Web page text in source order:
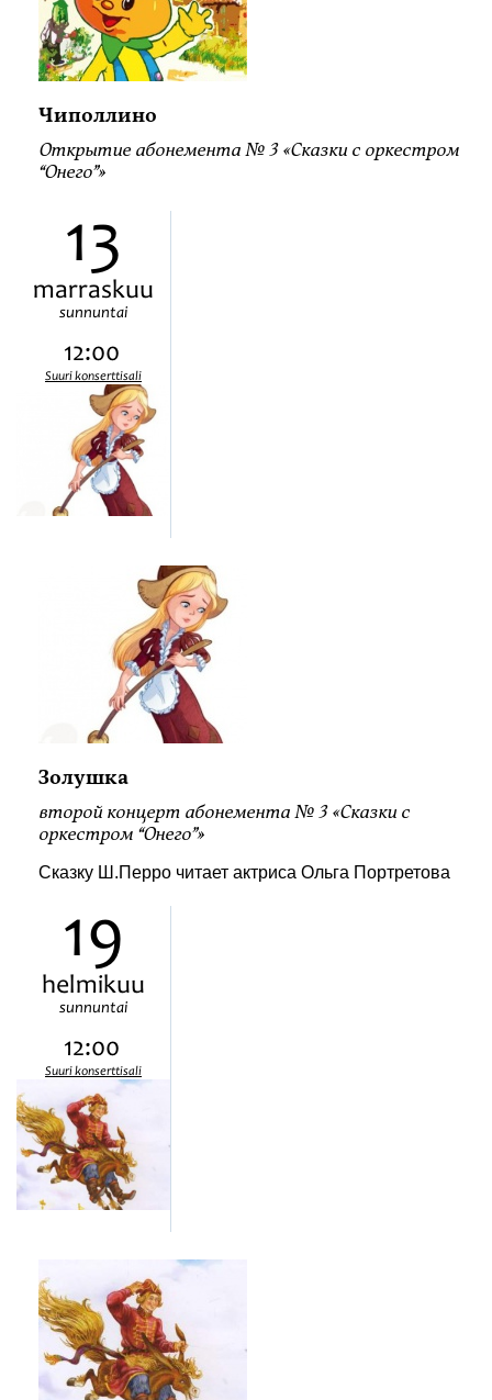
Чиполлино
Открытие абонемента № 3 «Сказки с оркестром
“Онего”»
13
marraskuu
sunnuntai
12:00
Suuri konserttisali
Золушка
второй концерт абонемента № 3 «Сказки с
оркестром “Онего”»
Сказку Ш.Перро читает актриса Ольга Портретова
19
helmikuu
sunnuntai
12:00
Suuri konserttisali